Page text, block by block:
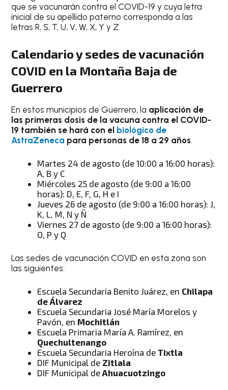
que se vacunarán contra el COVID-19 y cuya letra
inicial de su apellido paterno corresponda a las
letras R, S, T, U, V, W, X, Y y Z.
Calendario y sedes de vacunación
COVID en la Montaña Baja de
Guerrero
En estos municipios de Guerrero, la aplicación de
las primeras dosis de la vacuna contra el COVID-
19 también se hará con el biológico de
AstraZeneca para personas de 18 a 29 años.
Martes 24 de agosto (de 10:00 a 16:00 horas):
A, B y C
Miércoles 25 de agosto (de 9:00 a 16:00
horas): D, E, F, G, H e I
Jueves 26 de agosto (de 9:00 a 16:00 horas): J,
K, L, M, N y Ñ
Viernes 27 de agosto (de 9:00 a 16:00 horas):
O, P y Q
Las sedes de vacunación COVID en esta zona son
las siguientes:
Escuela Secundaria Benito Juárez, en Chilapa
de Álvarez
Escuela Secundaria José María Morelos y
Pavón, en Mochitlán
Escuela Primaria María A. Ramírez, en
Quechultenango
Escuela Secundaria Heroína deTixtla
DIF Municipal de Zitlala
DIF Municipal deAhuacuotzingo